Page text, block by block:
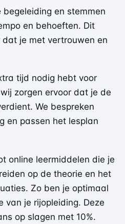
en stemmen
en behoeften. Dit
je met vertrouwen en
tijd nodig hebt voor
zorgen ervoor dat je de
We bespreken
en passen het lesplan
online leermiddelen die je
op de theorie en het
Zo ben je optimaal
van je rijopleiding. Deze
op slagen met 10%.